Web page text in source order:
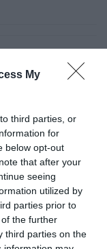
My
third parties, or
for
below opt-out
that after your
seeing
utilized by
parties prior to
the further
third parties on the
no siempre el
impulsa una
a la vida